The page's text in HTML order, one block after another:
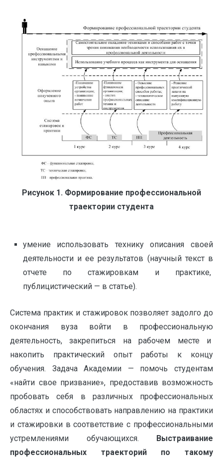
Рисунок 1. Формирование профессиональной
траектории студента
умение использовать технику описания своей
деятельности и ее результатов (научный текст в
отчете по стажировкам и практике,
публицистический — в статье).
Система практик и стажировок позволяет задолго до
окончания вуза войти в профессиональную
деятельность, закрепиться на рабочем месте и
накопить практический опыт работы к концу
обучения. Задача Академии — помочь студентам
«найти свое призвание», предоставив возможность
пробовать себя в различных профессиональных
областях и способствовать направлению на практики
и стажировки в соответствие с профессиональными
устремлениями обучающихся.
Выстраивание
профессиональных траекторий по такому